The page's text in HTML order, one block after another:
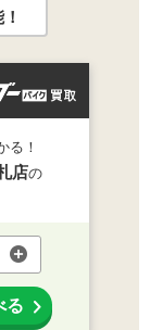
る！
店の
る